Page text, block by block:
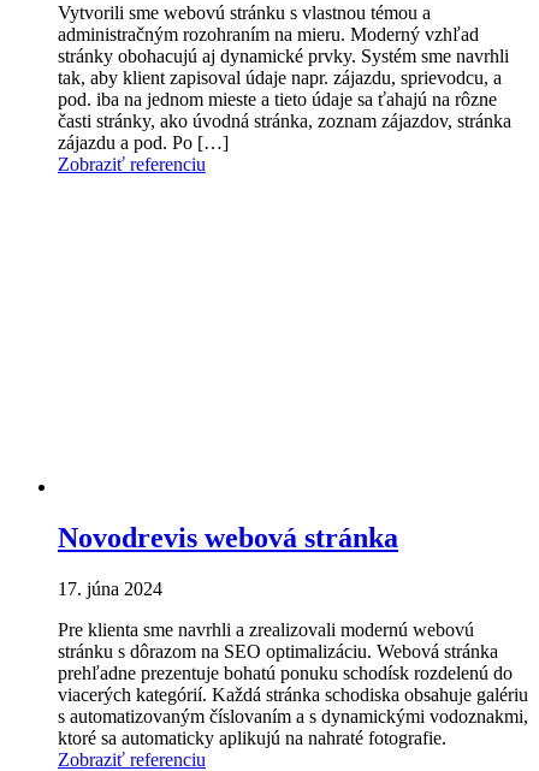
Vytvorili sme webovú stránku s vlastnou témou a
administračným rozohraním na mieru. Moderný vzhľad
stránky obohacujú aj dynamické prvky. Systém sme navrhli
tak, aby klient zapisoval údaje napr. zájazdu, sprievodcu, a
pod. iba na jednom mieste a tieto údaje sa ťahajú na rôzne
časti stránky, ako úvodná stránka, zoznam zájazdov, stránka
zájazdu a pod. Po […]
Zobraziť referenciu
Novodrevis webová stránka
17. júna 2024
Pre klienta sme navrhli a zrealizovali modernú webovú
stránku s dôrazom na SEO optimalizáciu. Webová stránka
prehľadne prezentuje bohatú ponuku schodísk rozdelenú do
viacerých kategórií. Každá stránka schodiska obsahuje galériu
s automatizovaným číslovaním a s dynamickými vodoznakmi,
ktoré sa automaticky aplikujú na nahraté fotografie.
Zobraziť referenciu